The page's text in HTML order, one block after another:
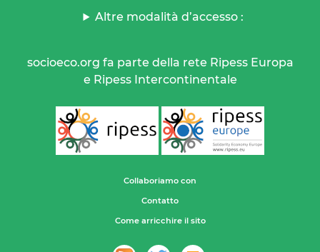
Altre modalità d’accesso :
socioeco.org fa parte della rete Ripess Europa
e Ripess Intercontinentale
Collaboriamo con
Contatto
Come arricchire il sito